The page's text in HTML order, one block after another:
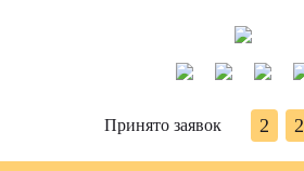
Принято заявок 2 2